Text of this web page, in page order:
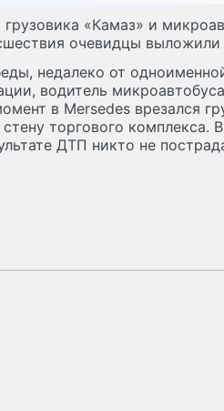
«Камаз» и
очевидцы выложили
недалеко от
водитель
в Mersedes врезался
торгового комплекса.
ДТП никто не